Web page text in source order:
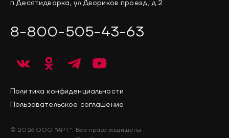
п.Десятидворка, ул.Двориков проезд, д.2
8-800-505-43-63
© 2026 ООО "АРТ". Все права защищены
Политика конфиденциальности
Пользовательское соглашение